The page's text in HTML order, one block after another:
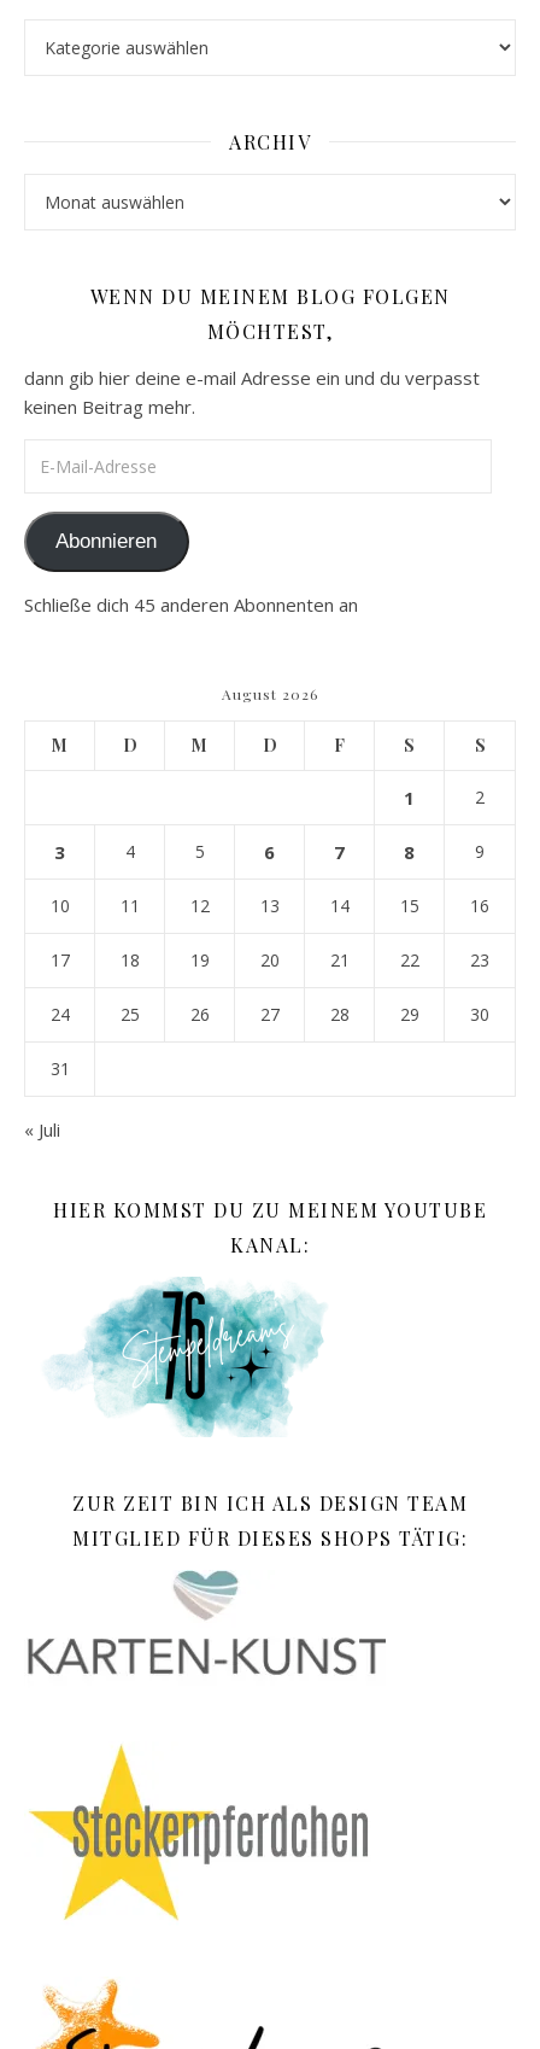
ARCHIV
WENN DU MEINEM BLOG FOLGEN
MÖCHTEST,
dann gib hier deine e-mail Adresse ein und du verpasst
keinen Beitrag mehr.
Abonnieren
Schließe dich 45 anderen Abonnenten an
August 2026
M D M D F S S
1 2
3 4 5 6 7 8 9
10 11 12 13 14 15 16
17 18 19 20 21 22 23
24 25 26 27 28 29 30
31
« Juli
HIER KOMMST DU ZU MEINEM YOUTUBE
KANAL:
ZUR ZEIT BIN ICH ALS DESIGN TEAM
MITGLIED FÜR DIESES SHOPS TÄTIG: